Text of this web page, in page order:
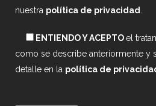
nuestra política de privacidad
ENTIENDO Y ACEPTOel
como se describe anteriormente y
detalle en la política de